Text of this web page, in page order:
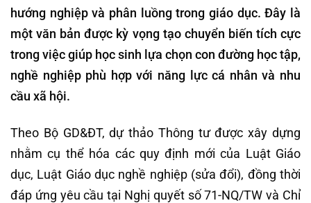
hướng nghiệp và phân luồng trong giáo dục. Đây là
một văn bản được kỳ vọng tạo chuyển biến tích cực
trong việc giúp học sinh lựa chọn con đường học tập,
nghề nghiệp phù hợp với năng lực cá nhân và nhu
cầu xã hội.
Theo Bộ GD&ĐT, dự thảo Thông tư được xây dựng
nhằm cụ thể hóa các quy định mới của Luật Giáo
dục, Luật Giáo dục nghề nghiệp (sửa đổi), đồng thời
đáp ứng yêu cầu tại Nghị quyết số 71-NQ/TW và Chỉ